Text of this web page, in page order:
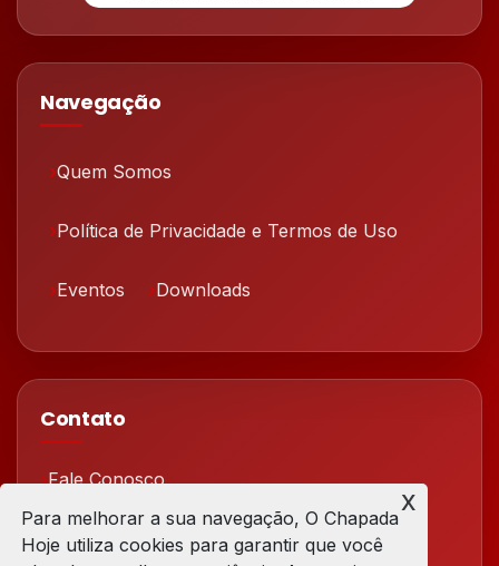
Navegação
Quem Somos
Política de Privacidade e Termos de Uso
Eventos Downloads
Contato
Fale Conosco
Redes Sociais
Para melhorar a sua navegação, O Chapada
Hoje utiliza cookies para garantir que você
x